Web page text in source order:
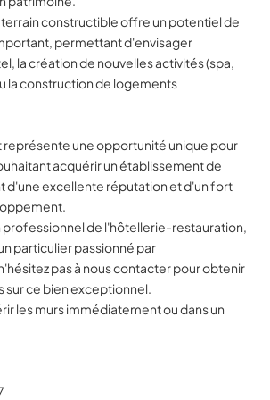
terrain constructible offre un potentiel de
permettant d'envisager
la création de nouvelles activités (spa,
la construction de logements
une opportunité unique pour
acquérir un établissement de
d'une excellente réputation et d'un fort
professionnel de l'hôtellerie-restauration,
particulier passionné par
pas à nous contacter pour obtenir
sur ce bien exceptionnel.
les murs immédiatement ou dans un